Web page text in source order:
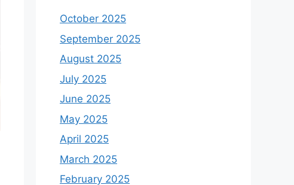
October 2025
September 2025
August 2025
July 2025
June 2025
May 2025
April 2025
March 2025
February 2025